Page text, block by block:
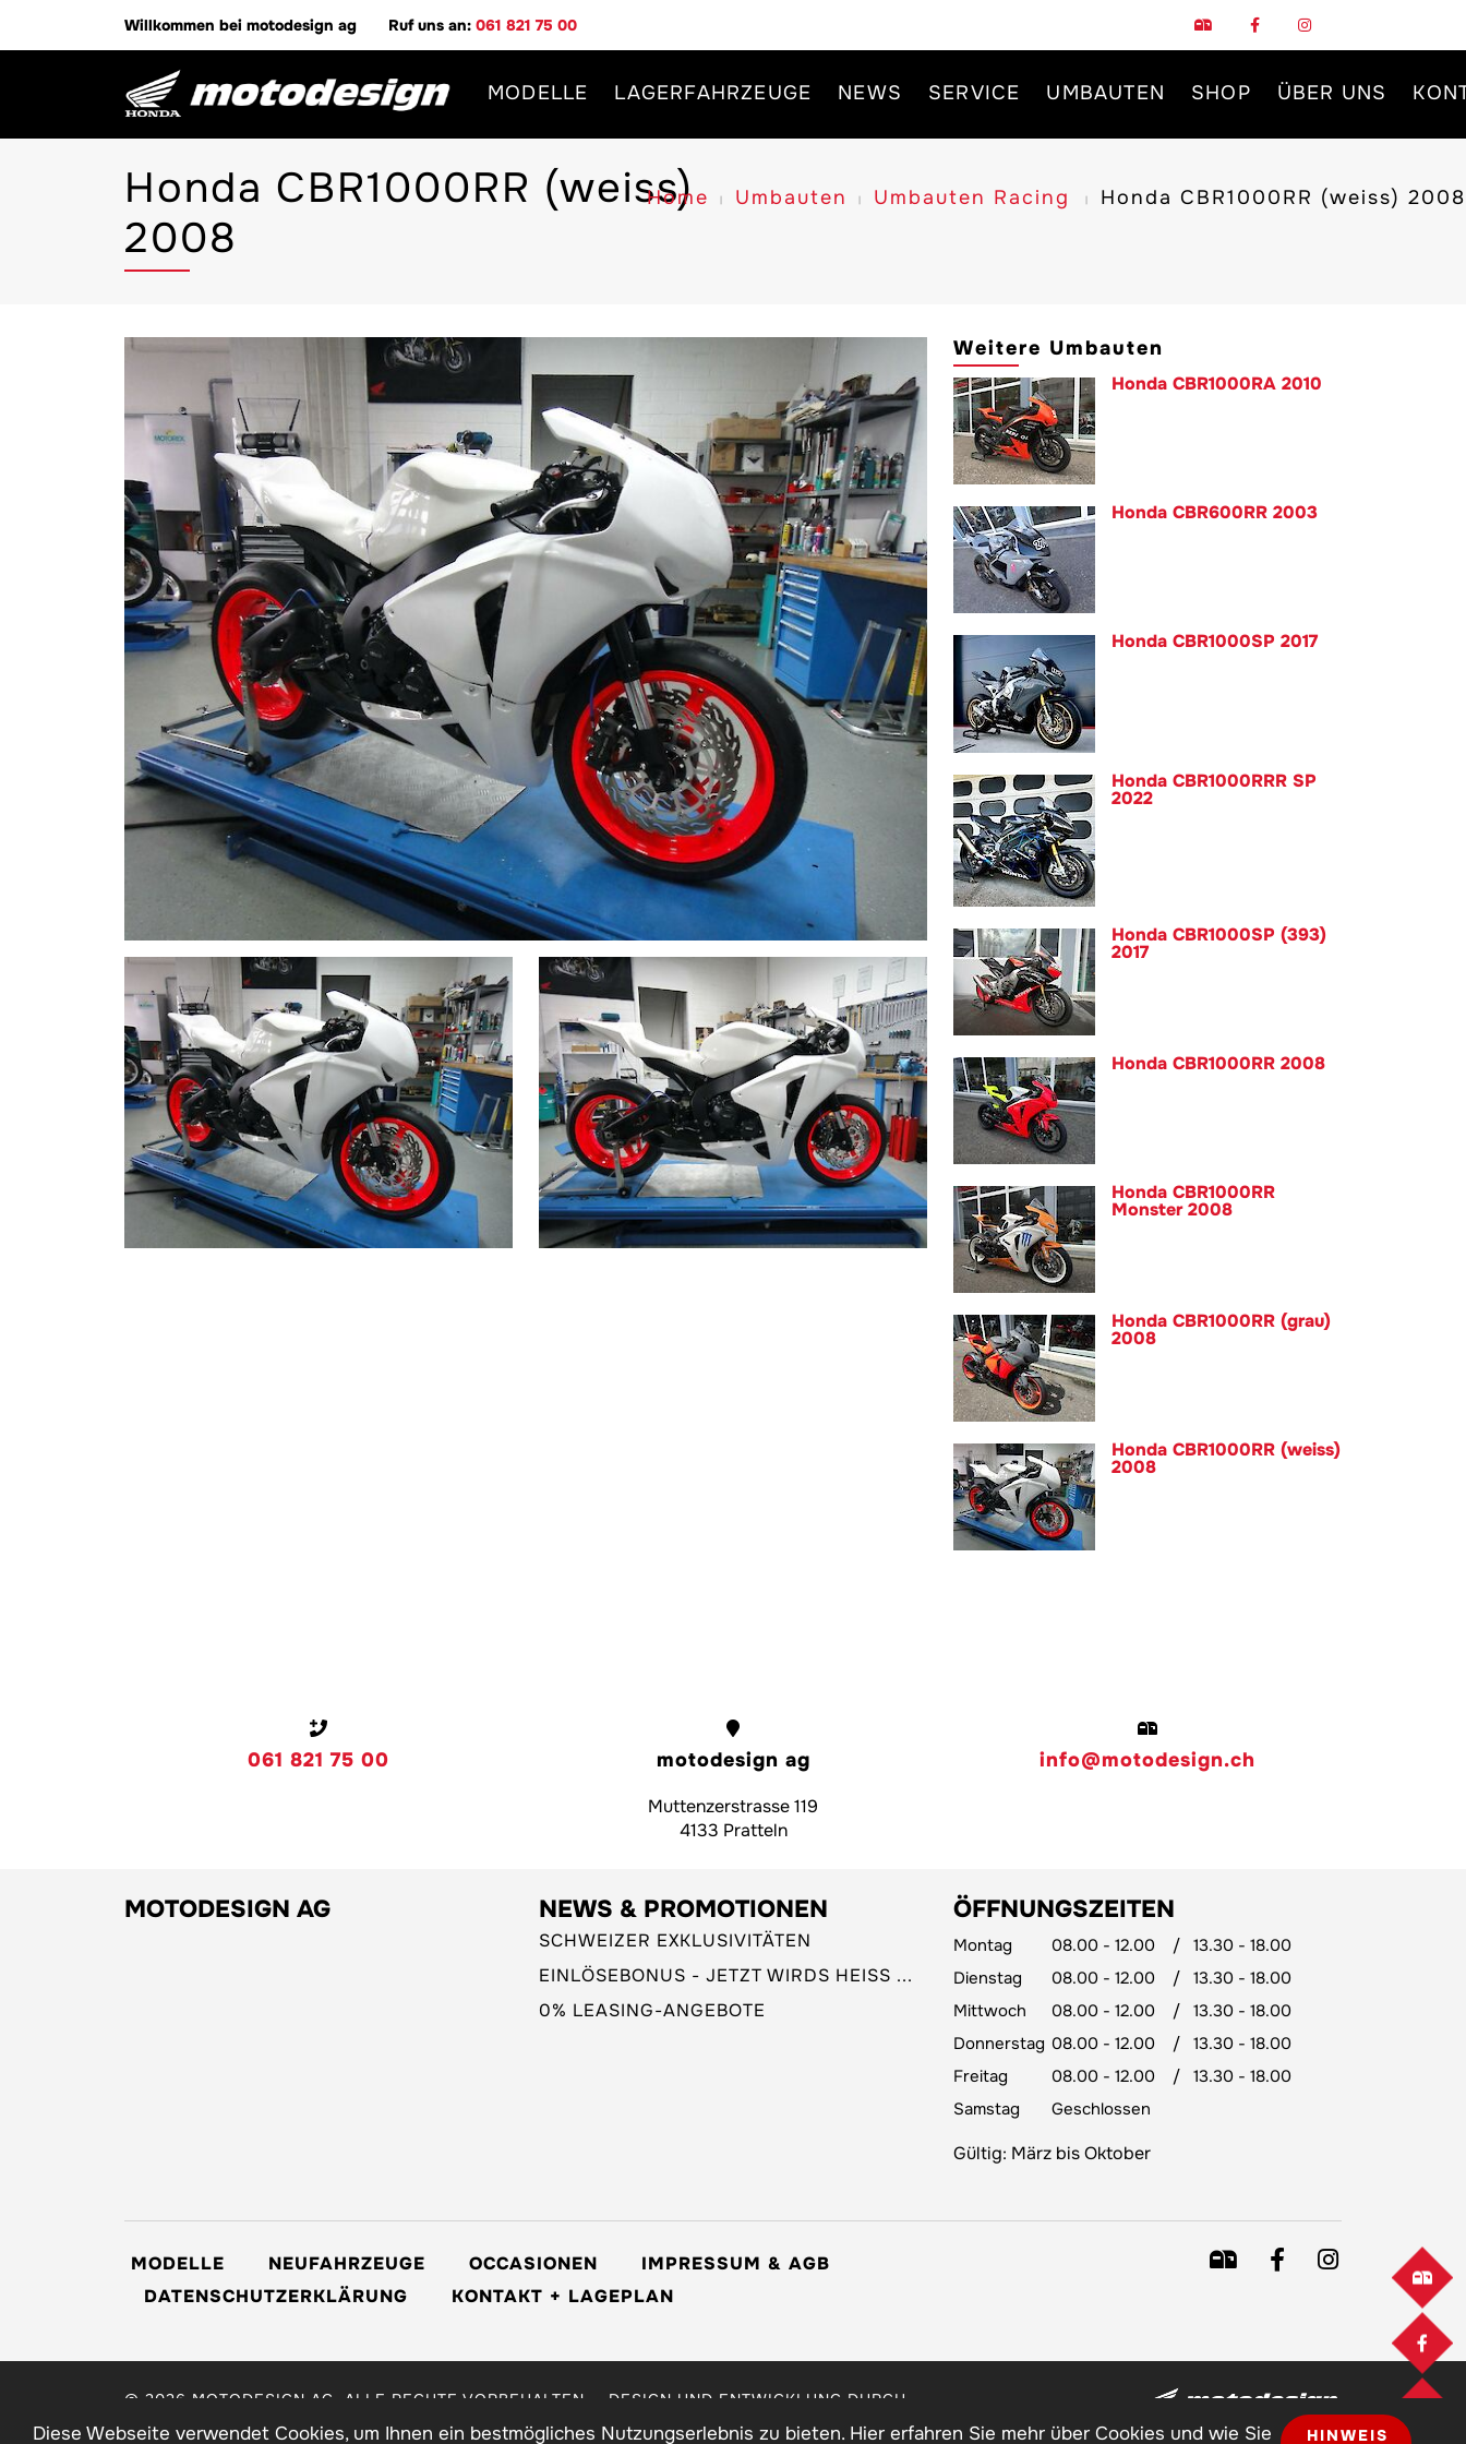
HINWEIS
Diese Webseite verwendet Cookies, um Ihnen ein bestmögliches Nutzungserlebnis zu bieten. Hier erfahren Sie mehr über Cookies und wie Sie
Willkommen bei motodesign ag Ruf uns an: 061 821 75 00
MODELLE LAGERFAHRZEUGE NEWS SERVICE UMBAUTEN SHOP ÜBER UNS
Honda CBR1000RR (weiss)
2008
Home Umbauten Umbauten Racing Honda CBR1000RR (weiss) 2008
Weitere Umbauten
Honda CBR1000RA 2010
Honda CBR600RR 2003
Honda CBR1000SP 2017
Honda CBR1000RRR SP
2022
Honda CBR1000SP (393)
2017
Honda CBR1000RR 2008
Honda CBR1000RR
Monster 2008
Honda CBR1000RR (grau)
2008
Honda CBR1000RR (weiss)
2008
061 821 75 00 motodesign ag
Muttenzerstrasse 119
4133 Pratteln
info@motodesign.ch
MOTODESIGN AG NEWS & PROMOTIONEN
SCHWEIZER EXKLUSIVITÄTEN
EINLÖSEBONUS - JETZT WIRDS HEISS ...
0% LEASING-ANGEBOTE
ÖFFNUNGSZEITEN
Montag 08.00 - 12.00 /
13.30 - 18.00
Dienstag
08.00 - 12.00 /
13.30 - 18.00
Mittwoch
08.00 - 12.00 /
13.30 - 18.00
Donnerstag 08.00 - 12.00 /
13.30 - 18.00
Freitag
08.00 - 12.00 /
13.30 - 18.00
Samstag
Geschlossen
Gültig: März bis Oktober
MODELLE NEUFAHRZEUGE OCCASIONEN
IMPRESSUM & AGB
DATENSCHUTZERKLÄRUNG
KONTAKT + LAGEPLAN
© 2026 MOTODESIGN AG. ALLE RECHTE VORBEHALTEN. - DESIGN UND ENTWICKLUNG DURCH
A-COMMERCE AG